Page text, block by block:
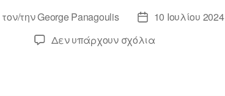
τηνGeorge Panagoulis
Ημ.10 Ιουλίου 2024
Δεν υπάρχουν σχόλιαστο